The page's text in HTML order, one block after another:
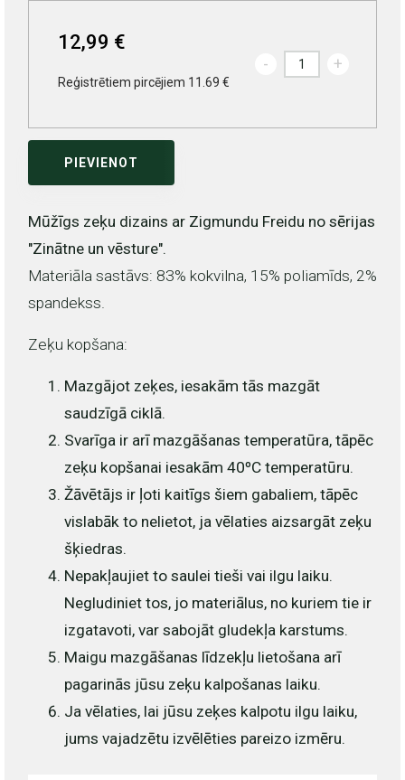
12,99 €
Reģistrētiem pircējiem 11.69 €
- +
PIEVIENOT
Mūžīgs zeķu dizains ar Zigmundu Freidu no sērijas
"Zinātne un vēsture".
Materiāla sastāvs: 83% kokvilna, 15% poliamīds, 2%
spandekss.
Zeķu kopšana:
Mazgājot zeķes, iesakām tās mazgāt
saudzīgā ciklā.
Svarīga ir arī mazgāšanas temperatūra, tāpēc
zeķu kopšanai iesakām 40ºC temperatūru.
Žāvētājs ir ļoti kaitīgs šiem gabaliem, tāpēc
vislabāk to nelietot, ja vēlaties aizsargāt zeķu
šķiedras.
Nepakļaujiet to saulei tieši vai ilgu laiku.
Negludiniet tos, jo materiālus, no kuriem tie ir
izgatavoti, var sabojāt gludekļa karstums.
Maigu mazgāšanas līdzekļu lietošana arī
pagarinās jūsu zeķu kalpošanas laiku.
Ja vēlaties, lai jūsu zeķes kalpotu ilgu laiku,
jums vajadzētu izvēlēties pareizo izmēru.